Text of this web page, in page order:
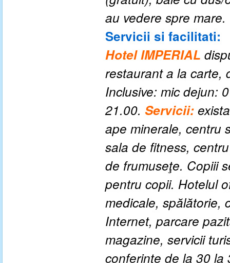
au vedere spre mare.
Servicii si facilitati:
Hotel IMPERIAL
restaurant a la carte,
Inclusive: mic dejun:
21.00. Servicii:
ape minerale, centru
sala de fitness,
de frumuseţe. Copiii
pentru copii. Hotelul
medicale, spălătorie,
Internet, parcare
magazine, servicii
conferinţe de la 30 la